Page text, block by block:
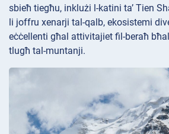
sbieħ tiegħu, inklużi l-katini ta’ Tien
li joffru xenarji tal-qalb, ekosistemi
eċċellenti għal attivitajiet fil-beraħ
tlugħ tal-muntanji.